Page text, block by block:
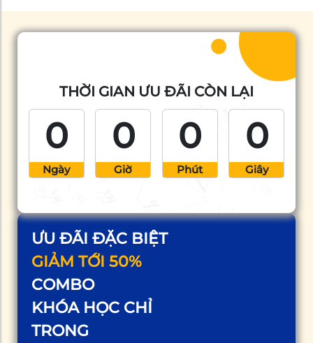
ƯU ĐÃI ĐẶC BIỆT
GIẢM TỚI 50%
COMBO
KHÓA HỌC CHỈ
TRONG
THỜI GIAN ƯU ĐÃI CÒN LẠI
0
Ngày
0
Giờ
0
Phút
0
Giây